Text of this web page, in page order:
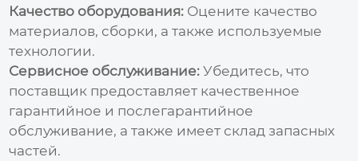
Качество оборудования: Оцените качество
материалов, сборки, а также используемые
технологии.
Сервисное обслуживание: Убедитесь, что
поставщик предоставляет качественное
гарантийное и послегарантийное
обслуживание, а также имеет склад запасных
частей.